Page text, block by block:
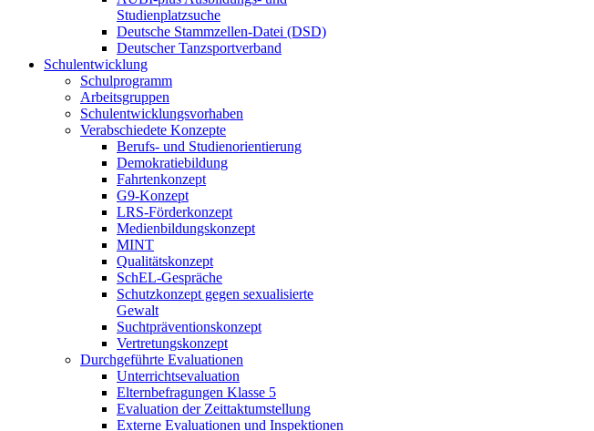
Studienplatzsuche
Deutsche Stammzellen-Datei (DSD)
Deutscher Tanzsportverband
Schulentwicklung
Schulprogramm
Arbeitsgruppen
Schulentwicklungsvorhaben
Verabschiedete Konzepte
Berufs- und Studienorientierung
Demokratiebildung
Fahrtenkonzept
G9-Konzept
LRS-Förderkonzept
Medienbildungskonzept
MINT
Qualitätskonzept
SchEL-Gespräche
Schutzkonzept gegen sexualisierte
Gewalt
Suchtpräventionskonzept
Vertretungskonzept
Durchgeführte Evaluationen
Unterrichtsevaluation
Elternbefragungen Klasse 5
Evaluation der Zeittaktumstellung
Externe Evaluationen und Inspektionen